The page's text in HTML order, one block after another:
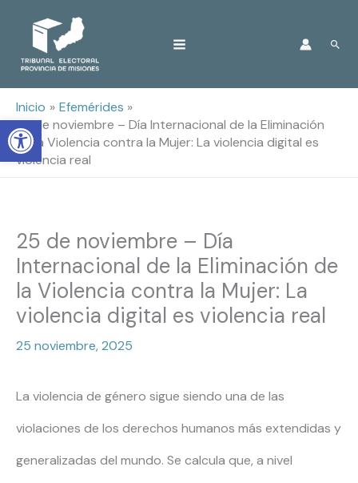
Open toolbar
Inicio
Efemérides
25 de noviembre – Día Internacional de la Eliminación
de la Violencia contra la Mujer: La violencia digital es
violencia real
25 de noviembre – Día
Internacional de la Eliminación de
la Violencia contra la Mujer: La
violencia digital es violencia real
25 noviembre, 2025
La violencia de género sigue siendo una de las
violaciones de los derechos humanos más extendidas y
generalizadas del mundo. Se calcula que, a nivel